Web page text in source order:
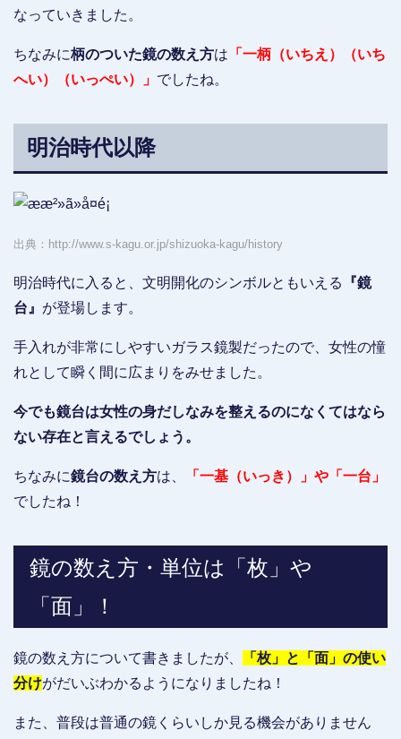
なっていきました。
ちなみに柄のついた鏡の数え方は 「一柄（いちえ）（いち
へい）（いっぺい）」 でしたね。
明治時代以降
出典：http://www.s-kagu.or.jp/shizuoka-kagu/history
明治時代に入ると、文明開化のシンボルともいえる
『鏡
台』 が登場します。
手入れが非常にしやすいガラス鏡製だったので、女性の憧
れとして瞬く間に広まりをみせました。
今でも鏡台は女性の身だしなみを整えるのになくてはなら
ない存在と言えるでしょう。
ちなみに鏡台の数え方は、
「一基（いっき）」や「一台」
でしたね！
鏡の数え方・単位は「枚」や
「面」！
鏡の数え方について書きましたが、
「枚」と「面」の使い
分けがだいぶわかるようになりましたね！
また、普段は普通の鏡くらいしか見る機会がありません